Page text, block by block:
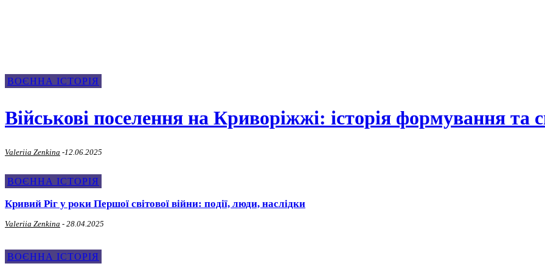
ВОЄННА ІСТОРІЯ
Військові поселення на Криворіжжі: історія формування та
Valeriia Zenkina -12.06.2025
ВОЄННА ІСТОРІЯ
Кривий Ріг у роки Першої світової війни: події, люди, наслідки
Valeriia Zenkina - 28.04.2025
ВОЄННА ІСТОРІЯ